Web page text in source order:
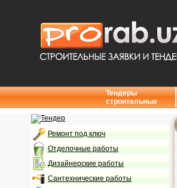
Тендеры
строительные
Ремонт под ключ
Отделочные работы
Дизайнерские работы
Сантехнические работы